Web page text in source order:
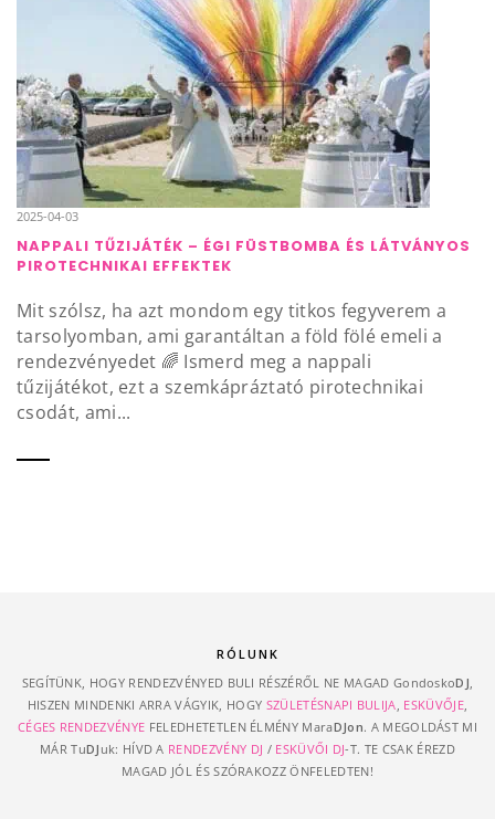
2025-04-03
NAPPALI TŰZIJÁTÉK – ÉGI FÜSTBOMBA ÉS LÁTVÁNYOS
PIROTECHNIKAI EFFEKTEK
Mit szólsz, ha azt mondom egy titkos fegyverem a
tarsolyomban, ami garantáltan a föld fölé emeli a
rendezvényedet 🌈 Ismerd meg a nappali
tűzijátékot, ezt a szemkápráztató pirotechnikai
csodát, ami...
RÓLUNK
SEGÍTÜNK, HOGY RENDEZVÉNYED BULI RÉSZÉRŐL NE MAGAD GondoskoDJ
HISZEN MINDENKI ARRA VÁGYIK, HOGY SZÜLETÉSNAPI BULIJA ESKÜVŐJE,
CÉGES RENDEZVÉNYE FELEDHETETLEN ÉLMÉNY MaraDJon. A MEGOLDÁST MI
MÁR TuDJ uk: HÍVD A RENDEZVÉNY DJ / ESKÜVŐI DJ-T. TE CSAK ÉREZD
MAGAD JÓL ÉS SZÓRAKOZZ ÖNFELEDTEN!